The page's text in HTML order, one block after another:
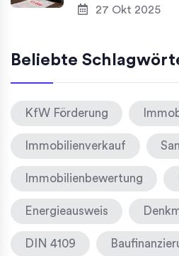
27 Okt 2025
Beliebte
KfW Förderung
Immobilienverkauf
Immobilienbewertung
Energieausweis
DIN 4109